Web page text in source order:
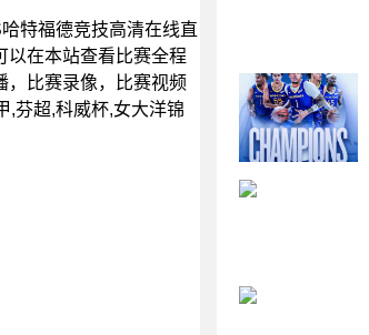
特福德竞技高清在线直
以在本站查看比赛全程
，比赛录像，比赛视频
,芬超,科威杯,女大洋锦